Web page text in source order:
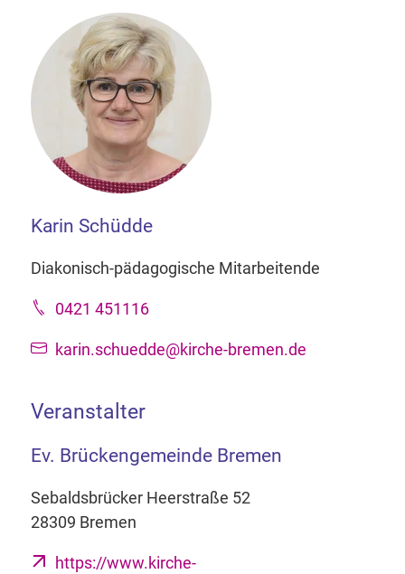
Karin Schüdde
Diakonisch-pädagogische Mitarbeitende
0421 451116
karin.schuedde@kirche-bremen.de
Veranstalter
Ev. Brückengemeinde Bremen
Sebaldsbrücker Heerstraße 52
28309 Bremen
https://www.kirche-